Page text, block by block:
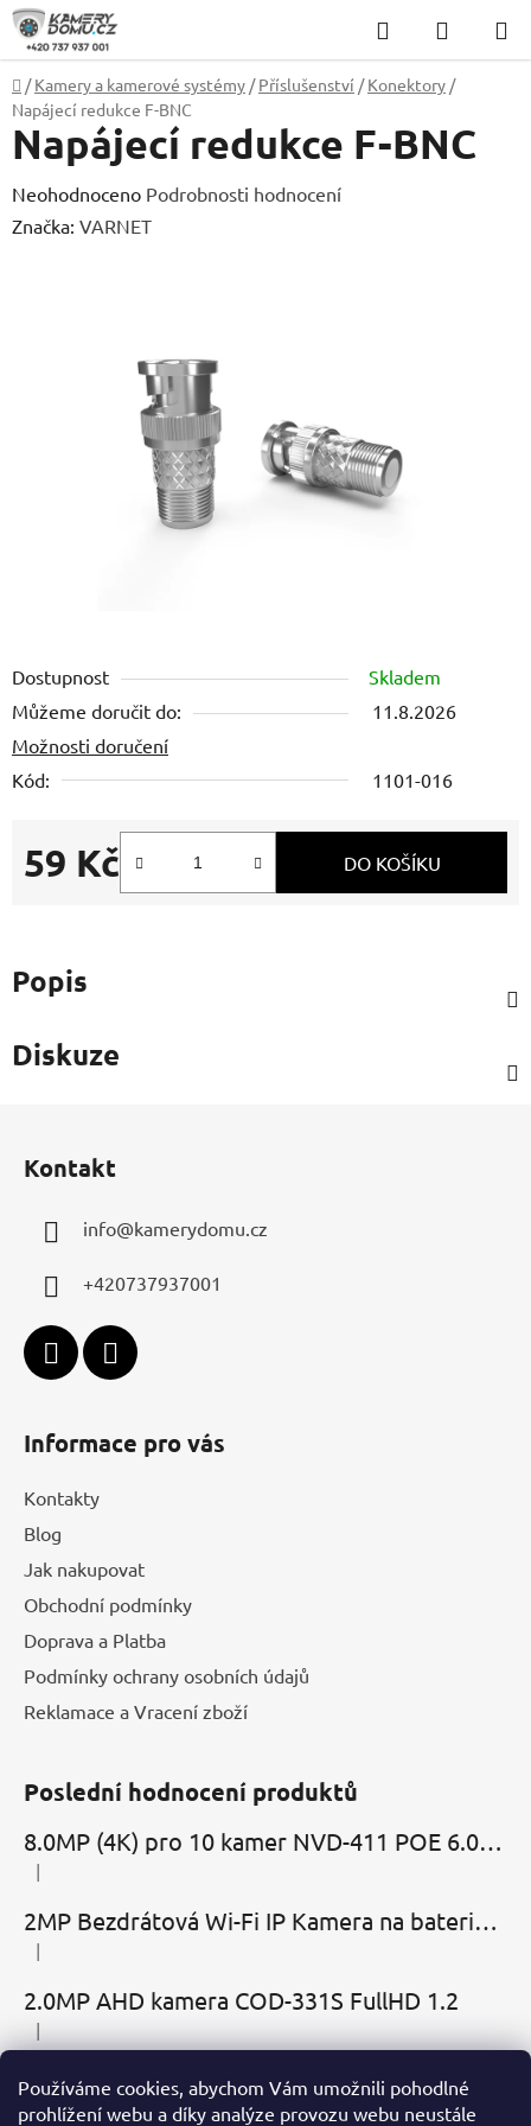
Používáme cookies, abychom Vám umožnili pohodlné
prohlížení webu a díky analýze provozu webu neustále
Přejít
obsah
Hledat
KOŠÍK
Domů
/ Kamery a kamerové systémy / Příslušenství / Konektory /
Napájecí redukce F-BNC
Dostupnost
Skladem
Můžeme doručit do:
11.8.2026
Možnosti doručení
Kód:
1101-016
59 Kč
Měrná cena:
DO KOŠÍKU
Napájecí redukce F-BNC
Průměrné
hodnocení
Neohodnoceno Podrobnosti hodnocení
Značka: VARNET
Popis
Diskuze
Kontakt
info@kamerydomu.cz
+420737937001
Informace pro vás
Kontakty
Blog
Jak nakupovat
Obchodní podmínky
Doprava a Platba
Podmínky ochrany osobních údajů
Reklamace a Vracení zboží
Poslední hodnocení produktů
8.0MP (4K) pro 10 kamer NVD-411 POE 6.0 Cloud
Hodnocení produktu je 5 z 5 hvězdiček.
|
2MP Bezdrátová Wi-Fi IP Kamera na baterie MBC-Cubic s mikrofonem, reproduktorem a slotem microSD
Hodnocení produktu je 2 z 5 hvězdiček.
|
2.0MP AHD kamera COD-331S FullHD 1.2
Hodnocení produktu je 5 z 5 hvězdiček.
|
Přijímáme online platby